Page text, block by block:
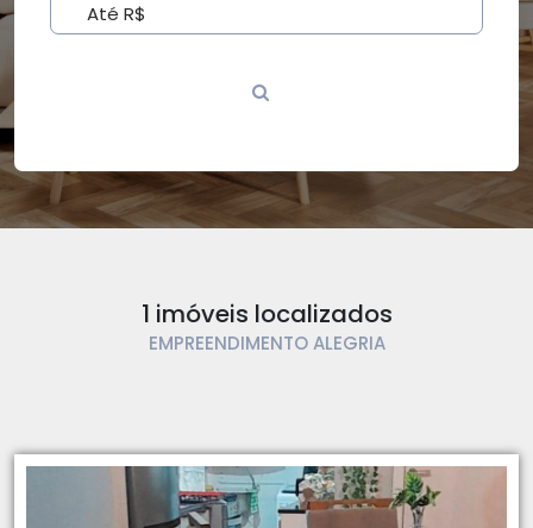
1 imóveis localizados
EMPREENDIMENTO ALEGRIA